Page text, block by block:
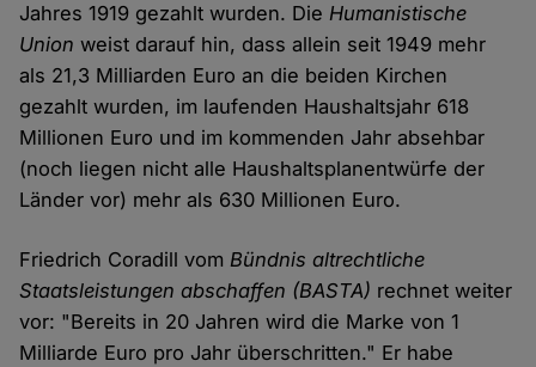
Jahres 1919 gezahlt wurden. DieHumanistische
Union weist darauf hin, dass allein seit 1949 mehr
als 21,3 Milliarden Euro an die beiden Kirchen
gezahlt wurden, im laufenden Haushaltsjahr 618
Millionen Euro und im kommenden Jahr absehbar
(noch liegen nicht alle Haushaltsplanentwürfe der
Länder vor) mehr als 630 Millionen Euro.
Friedrich Coradill vomBündnis altrechtliche
Staatsleistungen abschaffen (BASTA) rechnet weiter
vor: "Bereits in 20 Jahren wird die Marke von 1
Milliarde Euro pro Jahr überschritten." Er habe